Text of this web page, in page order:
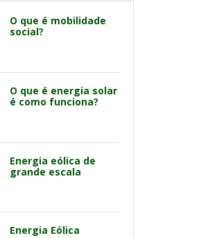
O que é mobilidade
social?
O que é energia solar
é como funciona?
Energia eólica de
grande escala
Energia Eólica